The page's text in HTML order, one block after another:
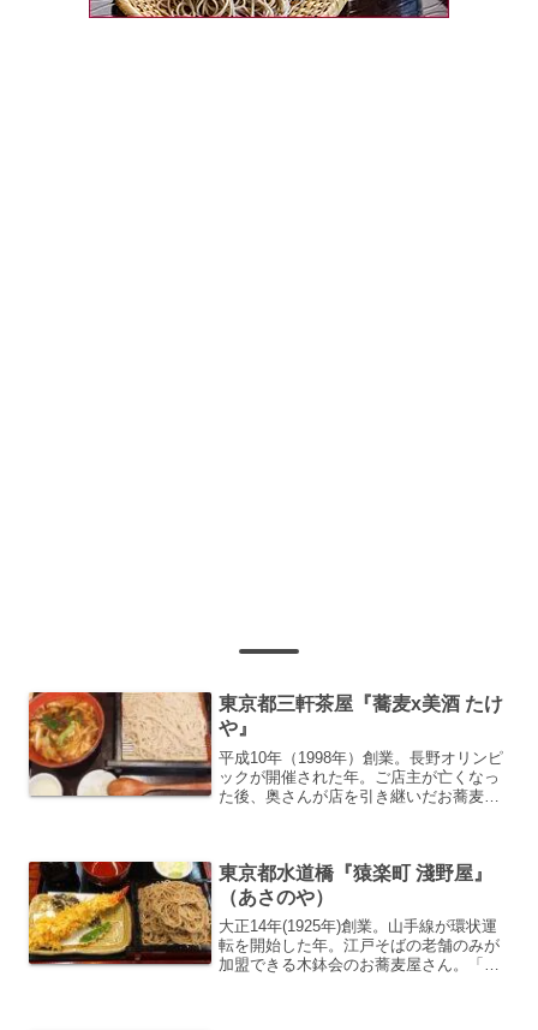
東京都三軒茶屋『蕎麦x美酒 たけ
や』
平成10年（1998年）創業。長野オリンピ
ックが開催された年。ご店主が亡くなっ
た後、奥さんが店を引き継いだお蕎麦屋
東京都水道橋『猿楽町 淺野屋』
（あさのや）
大正14年(1925年)創業。山手線が環状運
転を開始した年。江戸そばの老舗のみが
加盟できる木鉢会のお蕎麦屋さん。「大